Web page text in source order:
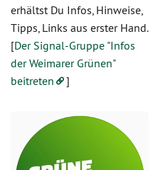
erhältst Du Infos, Hinweise,
Tipps, Links aus erster Hand.
[Der Signal-Gruppe "Infos
der Weimarer Grünen"
beitreten
]